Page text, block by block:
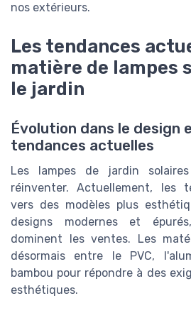
nos extérieurs.
Les tendances
matière de lampes
le jardin
Évolution dans le design
tendances actuelles
Les lampes de jardin
réinventer. Actuellement, les
vers des modèles plus
designs modernes et
dominent les ventes. Les
désormais entre le PVC,
bambou pour répondre à des
esthétiques.